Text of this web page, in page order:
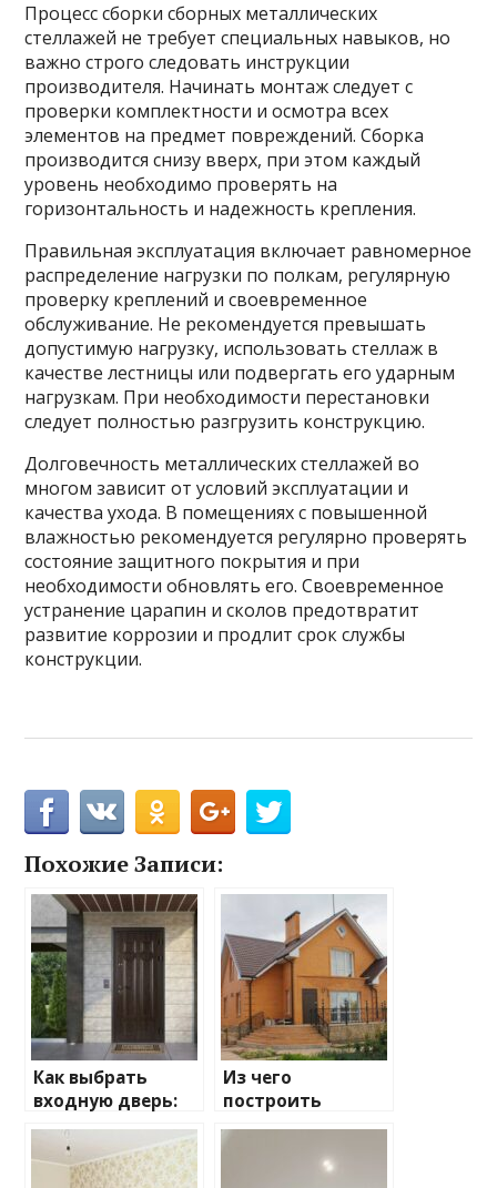
Процесс сборки сборных металлических
стеллажей не требует специальных навыков, но
важно строго следовать инструкции
производителя. Начинать монтаж следует с
проверки комплектности и осмотра всех
элементов на предмет повреждений. Сборка
производится снизу вверх, при этом каждый
уровень необходимо проверять на
горизонтальность и надежность крепления.
Правильная эксплуатация включает равномерное
распределение нагрузки по полкам, регулярную
проверку креплений и своевременное
обслуживание. Не рекомендуется превышать
допустимую нагрузку, использовать стеллаж в
качестве лестницы или подвергать его ударным
нагрузкам. При необходимости перестановки
следует полностью разгрузить конструкцию.
Долговечность металлических стеллажей во
многом зависит от условий эксплуатации и
качества ухода. В помещениях с повышенной
влажностью рекомендуется регулярно проверять
состояние защитного покрытия и при
необходимости обновлять его. Своевременное
устранение царапин и сколов предотвратит
развитие коррозии и продлит срок службы
конструкции.
Похожие Записи:
Как выбрать
входную дверь:
ключевые
моменты, на
которые стоит
Из чего
построить
дачный дом: